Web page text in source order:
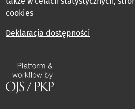
cookies
Deklaracja dostępności